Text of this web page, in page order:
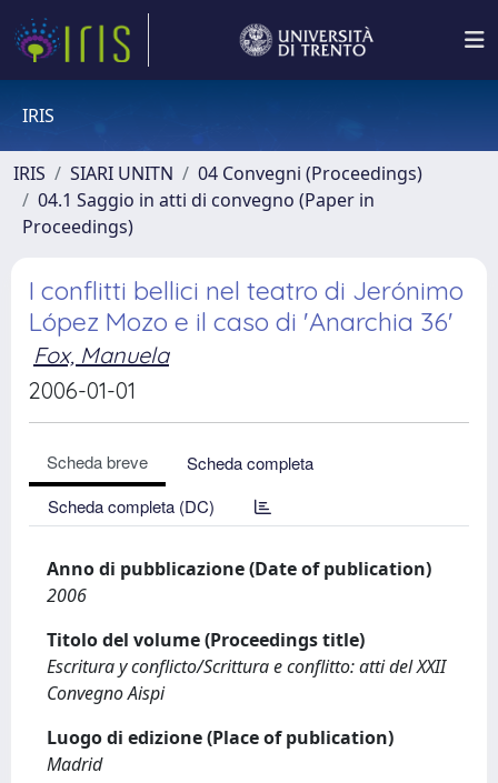
IRIS
IRIS SIARI UNITN
04 Convegni (Proceedings)
04.1 Saggio in atti di convegno (Paper in
Proceedings)
I conflitti bellici nel teatro di Jerónimo
López Mozo e il caso di 'Anarchia 36'
Fox, Manuela
2006-01-01
Scheda breve
Scheda completa
Scheda completa (DC)
Anno di pubblicazione (Date of publication)
2006
Titolo del volume (Proceedings title)
Escritura y conflicto/Scrittura e conflitto: atti del XXII
Convegno Aispi
Luogo di edizione (Place of publication)
Madrid